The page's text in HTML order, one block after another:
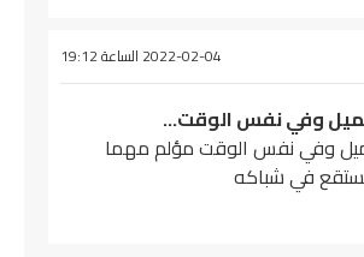
2022-02-04 الساعة 19:12
نفس الوقت…
نفس الوقت مؤلم مهما
شباكه